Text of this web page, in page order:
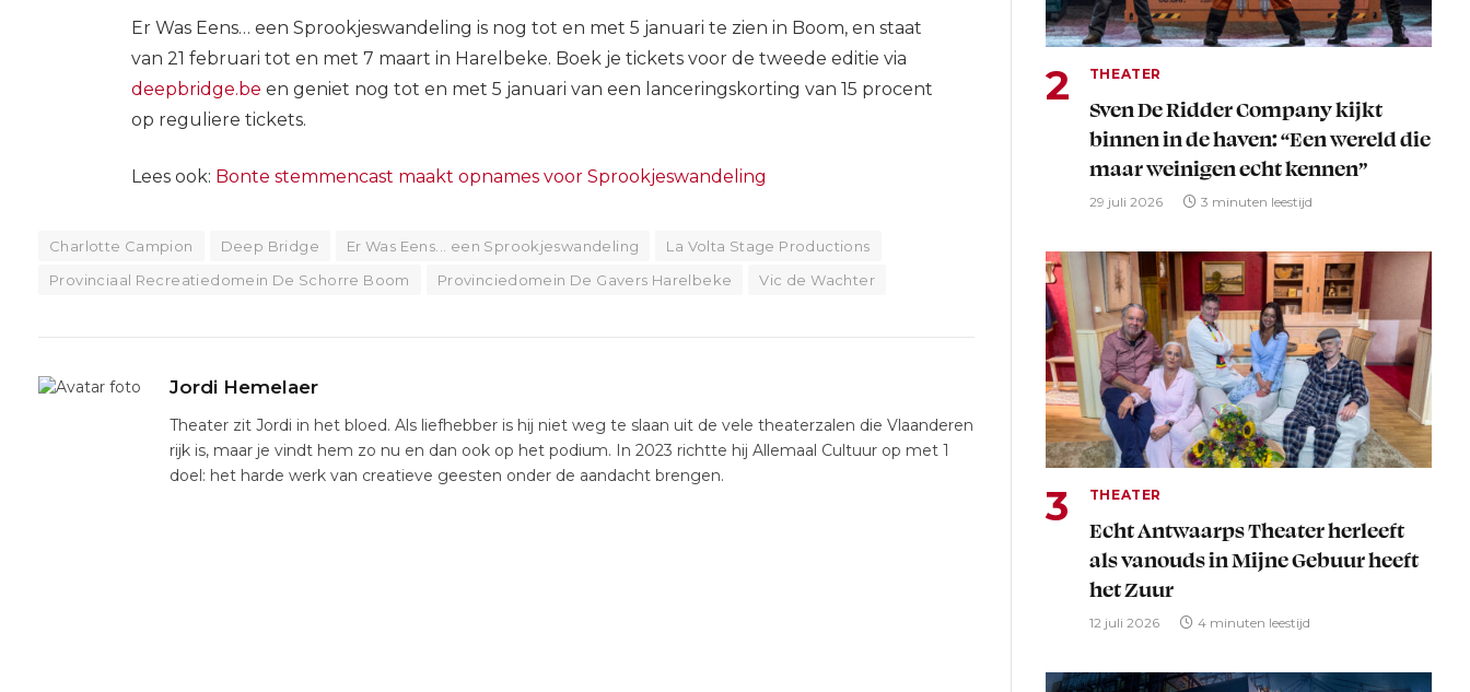
Er Was Eens… een Sprookjeswandeling is nog tot en met 5 januari te zien in Boom, en staat
van 21 februari tot en met 7 maart in Harelbeke. Boek je tickets voor de tweede editie via
deepbridge.be en geniet nog tot en met 5 januari van een lanceringskorting van 15 procent
op reguliere tickets.
Lees ook: Bonte stemmencast maakt opnames voor Sprookjeswandeling
Charlotte Campion Deep Bridge Er Was Eens... een Sprookjeswandeling
La Volta Stage Productions
Provinciaal Recreatiedomein De Schorre Boom
Provinciedomein De Gavers Harelbeke Vic de Wachter
Jordi Hemelaer
Theater zit Jordi in het bloed. Als liefhebber is hij niet weg te slaan uit de vele theaterzalen die Vlaanderen
rijk is, maar je vindt hem zo nu en dan ook op het podium. In 2023 richtte hij Allemaal Cultuur op met 1
doel: het harde werk van creatieve geesten onder de aandacht brengen.
THEATER
Sven De Ridder Company kijkt
binnen in de haven: “Een wereld die
maar weinigen echt kennen”
29 juli 2026 3 minuten leestijd
THEATER
Echt Antwaarps Theater herleeft
als vanouds in Mijne Gebuur heeft
het Zuur
12 juli 2026 4 minuten leestijd